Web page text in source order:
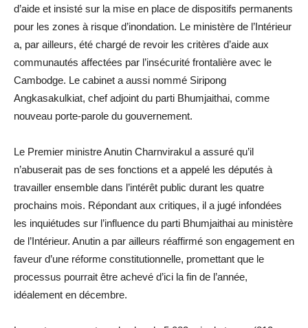
d’aide et insisté sur la mise en place de dispositifs permanents
pour les zones à risque d’inondation. Le ministère de l’Intérieur
a, par ailleurs, été chargé de revoir les critères d’aide aux
communautés affectées par l’insécurité frontalière avec le
Cambodge. Le cabinet a aussi nommé Siripong
Angkasakulkiat, chef adjoint du parti Bhumjaithai, comme
nouveau porte-parole du gouvernement.
Le Premier ministre Anutin Charnvirakul a assuré qu’il
n’abuserait pas de ses fonctions et a appelé les députés à
travailler ensemble dans l’intérêt public durant les quatre
prochains mois. Répondant aux critiques, il a jugé infondées
les inquiétudes sur l’influence du parti Bhumjaithai au ministère
de l’Intérieur. Anutin a par ailleurs réaffirmé son engagement en
faveur d’une réforme constitutionnelle, promettant que le
processus pourrait être achevé d’ici la fin de l’année,
idéalement en décembre.